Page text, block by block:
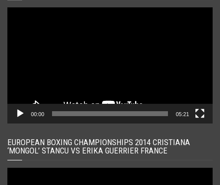
00:00 05:21
EUROPEAN BOXING CHAMPIONSHIPS 2014 CRISTIANA
‘MONGOL’ STANCU VS ERIKA GUERRIER FRANCE